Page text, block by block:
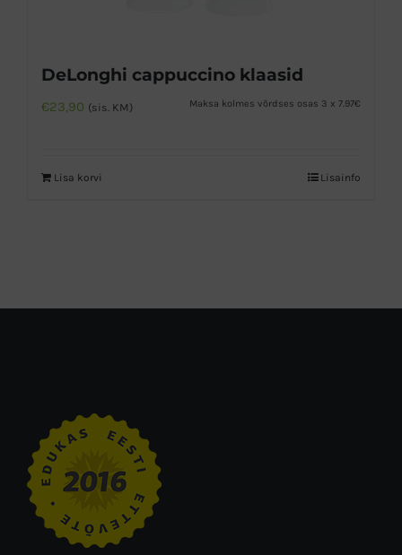
DeLonghi cappuccino klaasid
€23,90 (sis. KM) Maksa kolmes võrdses osas 3 x 7.97€
Lisa korvi Lisainfo